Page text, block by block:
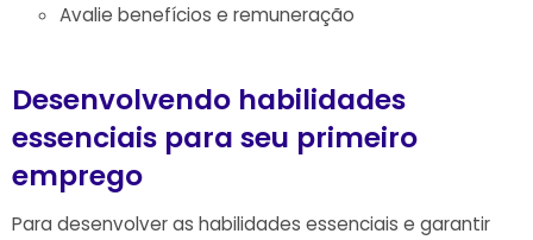
Avalie benefícios e ​remuneração
Desenvolvendo habilidades
essenciais para seu primeiro
emprego
Para desenvolver as habilidades essenciais e garantir